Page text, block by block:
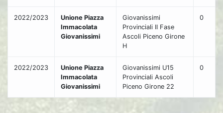
2022/2023
Unione Piazza
Immacolata
Giovanissimi
Giovanissimi
Provinciali II Fase
Ascoli Piceno Girone
H
0
2022/2023
Unione Piazza
Immacolata
Giovanissimi
Giovanissimi U15
Provinciali Ascoli
Piceno Girone 22
0